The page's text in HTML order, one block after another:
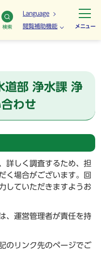
検索
Language
閲覧補助機能 メニュー
道部 浄水課 浄
わせ
詳しく調査するため、担
く場合がございます。回
していただきますようお
、運営管理者が責任を持
のリンク先のページでご